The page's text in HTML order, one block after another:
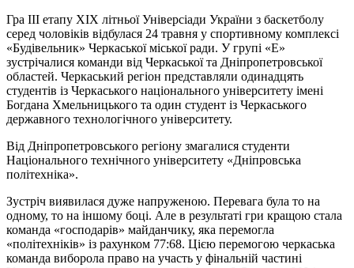
Гра ІІІ етапу ХІХ літньої Універсіади України з баскетболу
серед чоловіків відбулася 24 травня у спортивному комплексі
«Будівельник» Черкаської міської ради. У групі «Е»
зустрічалися команди від Черкаської та Дніпропетровської
областей. Черкаський регіон представляли одинадцять
студентів із Черкаського національного університету імені
Богдана Хмельницького та один студент із Черкаського
державного технологічного університету.
Від Дніпропетровського регіону змагалися студенти
Національного технічного університету «Дніпровська
політехніка».
Зустріч виявилася дуже напруженою. Перевага була то на
одному, то на іншому боці. Але в результаті гри кращою стала
команда «господарів» майданчику, яка перемогла
«політехніків» із рахунком 77:68. Цією перемогою черкаська
команда виборола право на участь у фінальній частині